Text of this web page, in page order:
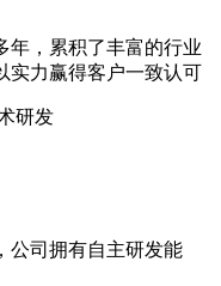
年，累积了丰富的行业
实力赢得客户一致认可
公司拥有自主研发能